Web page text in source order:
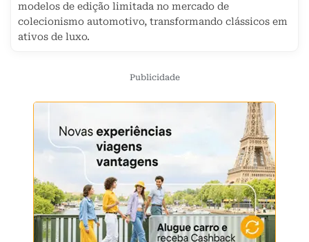
modelos de edição limitada no mercado de
colecionismo automotivo, transformando clássicos em
ativos de luxo.
Publicidade